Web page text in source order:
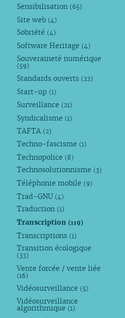
Sensibilisation (65)
Site web (4)
Sobriété (4)
Software Heritage (4)
Souveraineté numérique
(59)
Standards ouverts (22)
Start-up (1)
Surveillance (21)
Syndicalisme (1)
TAFTA (2)
Techno-fascisme (1)
Technopolice (8)
Technosolutionnisme (3)
Téléphonie mobile (9)
Trad-GNU (4)
Traduction (1)
Transcription(119)
Transcriptions (1)
Transition écologique
(33)
Vente forcée / vente liée
(16)
Vidéosurveillance (5)
Vidéosurveillance
algorithmique (1)